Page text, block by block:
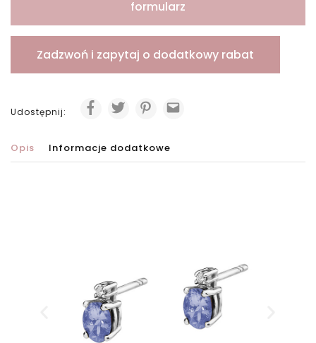
formularz
Zadzwoń i zapytaj o dodatkowy rabat
Udostępnij:
Opis Informacje dodatkowe